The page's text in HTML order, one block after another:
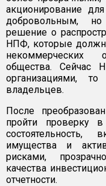
акционирование
добровольным,
решение о
НПФ, которые
некоммерческих
общества. Сейчас
организациями,
владельцев.
После
пройти проверку
имущества и
рисками,
качества
отчетности.